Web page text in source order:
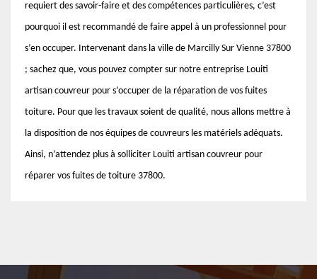
requiert des savoir-faire et des compétences particulières, c’est
pourquoi il est recommandé de faire appel à un professionnel pour
s’en occuper. Intervenant dans la ville de Marcilly Sur Vienne 37800
; sachez que, vous pouvez compter sur notre entreprise Louiti
artisan couvreur pour s’occuper de la réparation de vos fuites
toiture. Pour que les travaux soient de qualité, nous allons mettre à
la disposition de nos équipes de couvreurs les matériels adéquats.
Ainsi, n’attendez plus à solliciter Louiti artisan couvreur pour
réparer vos fuites de toiture 37800.